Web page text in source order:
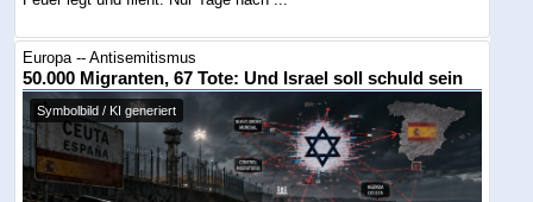
Europa -- Antisemitismus
50.000 Migranten, 67 Tote: Und Israel soll schuld sein
Symbolbild / KI generiert